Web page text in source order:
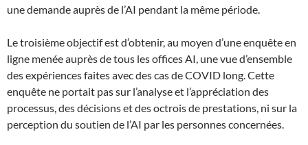
une demande auprès de l’AI pendant la même période.
Le troisième objectif est d’obtenir, au moyen d’une enquête en
ligne menée auprès de tous les offices AI, une vue d’ensemble
des expériences faites avec des cas de COVID long. Cette
enquête ne portait pas sur l’analyse et l’appréciation des
processus, des décisions et des octrois de prestations, ni sur la
perception du soutien de l’AI par les personnes concernées.